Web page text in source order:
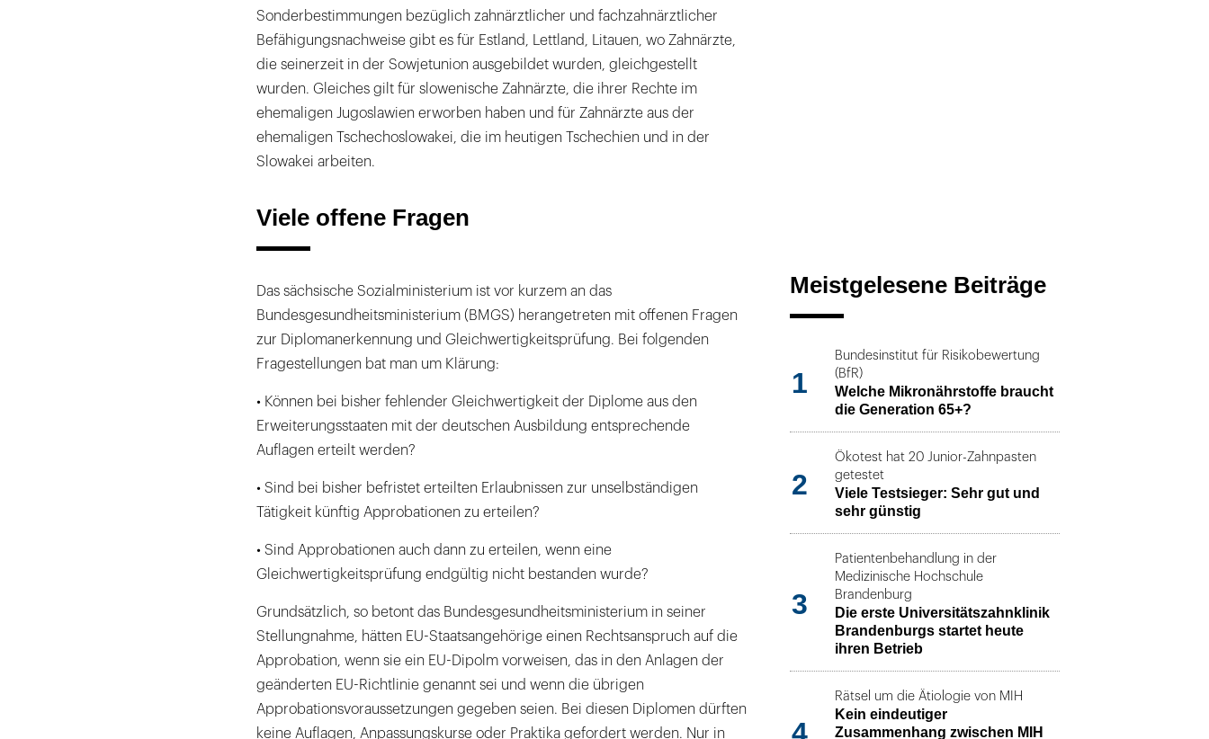
Sonderbestimmungen bezüglich zahnärztlicher und fachzahnärztlicher
Befähigungsnachweise gibt es für Estland, Lettland, Litauen, wo Zahnärzte,
die seinerzeit in der Sowjetunion ausgebildet wurden, gleichgestellt
wurden. Gleiches gilt für slowenische Zahnärzte, die ihrer Rechte im
ehemaligen Jugoslawien erworben haben und für Zahnärzte aus der
ehemaligen Tschechoslowakei, die im heutigen Tschechien und in der
Slowakei arbeiten.
Viele offene Fragen
Das sächsische Sozialministerium ist vor kurzem an das
Bundesgesundheitsministerium (BMGS) herangetreten mit offenen Fragen
zur Diplomanerkennung und Gleichwertigkeitsprüfung. Bei folgenden
Fragestellungen bat man um Klärung:
• Können bei bisher fehlender Gleichwertigkeit der Diplome aus den
Erweiterungsstaaten mit der deutschen Ausbildung entsprechende
Auflagen erteilt werden?
• Sind bei bisher befristet erteilten Erlaubnissen zur unselbständigen
Tätigkeit künftig Approbationen zu erteilen?
• Sind Approbationen auch dann zu erteilen, wenn eine
Gleichwertigkeitsprüfung endgültig nicht bestanden wurde?
Grundsätzlich, so betont das Bundesgesundheitsministerium in seiner
Stellungnahme, hätten EU-Staatsangehörige einen Rechtsanspruch auf die
Approbation, wenn sie ein EU-Dipolm vorweisen, das in den Anlagen der
geänderten EU-Richtlinie genannt sei und wenn die übrigen
Approbationsvoraussetzungen gegeben seien. Bei diesen Diplomen dürften
keine Auflagen, Anpassungskurse oder Praktika gefordert werden. Nur in
Meistgelesene Beiträge
1
Bundesinstitut für Risikobewertung
(BfR)
Welche Mikronährstoffe braucht
die Generation 65+?
2
Ökotest hat 20 Junior-Zahnpasten
getestet
Viele Testsieger: Sehr gut und
sehr günstig
3
Patientenbehandlung in der
Medizinische Hochschule
Brandenburg
Die erste Universitätszahnklinik
Brandenburgs startet heute
ihren Betrieb
4
Rätsel um die Ätiologie von MIH
Kein eindeutiger
Zusammenhang zwischen MIH